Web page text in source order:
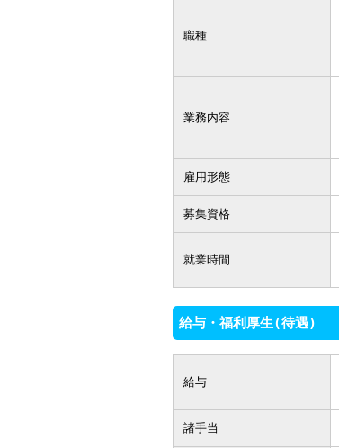
職種
業務内容
雇用形態
募集資格
就業時間
給与・福利厚生(待遇)
給与
諸手当